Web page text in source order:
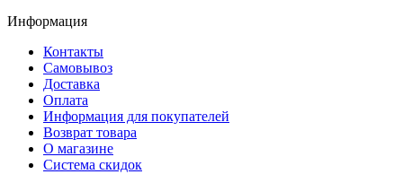
Информация
Контакты
Самовывоз
Доставка
Оплата
Информация для покупателей
Возврат товара
О магазине
Система скидок